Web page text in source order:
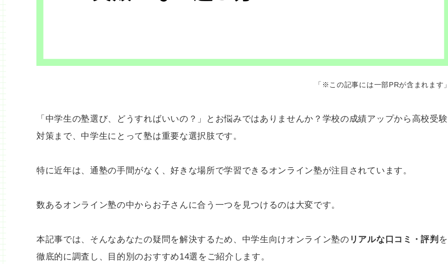
「※この記事には一部PRが含まれます」
「中学生の塾選び、どうすればいいの？」とお悩みではありませんか？学校の成績アップから高校受験
対策まで、中学生にとって塾は重要な選択肢です。
特に近年は、通塾の手間がなく、好きな場所で学習できるオンライン塾が注目されています。
数あるオンライン塾の中からお子さんに合う一つを見つけるのは大変です。
本記事では、そんなあなたの疑問を解決するため、中学生向けオンライン塾の リアルな口コミ・評判 を
徹底的に調査し、目的別のおすすめ14選をご紹介します。